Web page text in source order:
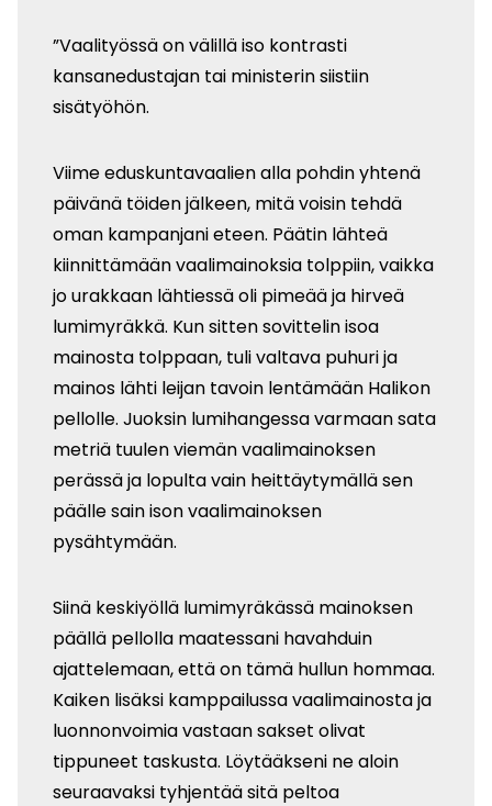
”Vaalityössä on välillä iso kontrasti
kansanedustajan tai ministerin siistiin
sisätyöhön.
Viime eduskuntavaalien alla pohdin yhtenä
päivänä töiden jälkeen, mitä voisin tehdä
oman kampanjani eteen. Päätin lähteä
kiinnittämään vaalimainoksia tolppiin, vaikka
jo urakkaan lähtiessä oli pimeää ja hirveä
lumimyräkkä. Kun sitten sovittelin isoa
mainosta tolppaan, tuli valtava puhuri ja
mainos lähti leijan tavoin lentämään Halikon
pellolle. Juoksin lumihangessa varmaan sata
metriä tuulen viemän vaalimainoksen
perässä ja lopulta vain heittäytymällä sen
päälle sain ison vaalimainoksen
pysähtymään.
Siinä keskiyöllä lumimyräkässä mainoksen
päällä pellolla maatessani havahduin
ajattelemaan, että on tämä hullun hommaa.
Kaiken lisäksi kamppailussa vaalimainosta ja
luonnonvoimia vastaan sakset olivat
tippuneet taskusta. Löytääkseni ne aloin
seuraavaksi tyhjentää sitä peltoa